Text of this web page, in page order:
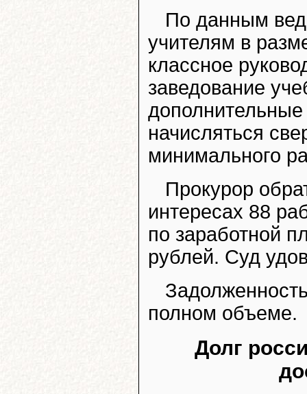
По данным
учителям в
классное
заведование
начисляться
минимального
Прокурор
интересах 88
по заработной
рублей. Суд
полном объеме.
Долг